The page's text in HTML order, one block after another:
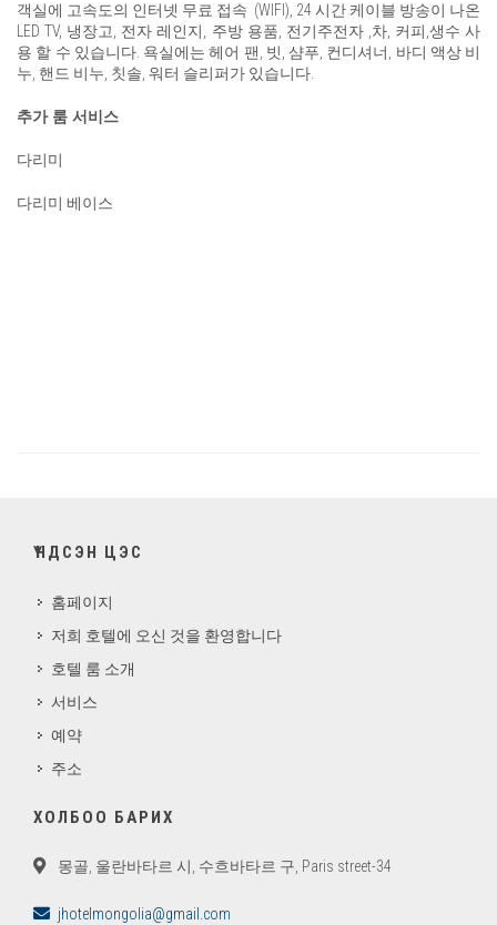
객실에 고속도의 인터넷 무료 접속 (WIFI), 24 시간 케이블 방송이 나온
LED TV, 냉장고, 전자 레인지, 주방 용품, 전기주전자 ,차, 커피,생수 사
용 할 수 있습니다. 욕실에는 헤어 팬, 빗, 샴푸, 컨디셔너, 바디 액상 비
누, 핸드 비누, 칫솔, 워터 슬리퍼가 있습니다.
추가 룸 서비스
다리미
다리미 베이스
ҮНДСЭН ЦЭС
홈페이지
저희 호텔에 오신 것을 환영합니다
호텔 룸 소개
서비스
예약
주소
ХОЛБОО БАРИХ
몽골, 울란바타르 시, 수흐바타르 구, Paris street-34
jhotelmongolia@gmail.com